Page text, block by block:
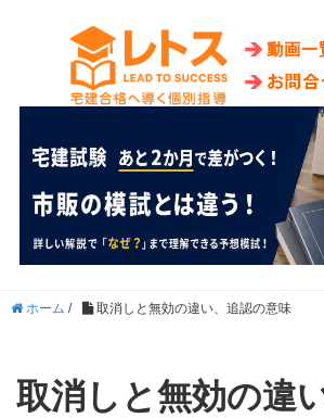
ホーム / 取消しと無効の違い、追認の意味
取消しと無効の違